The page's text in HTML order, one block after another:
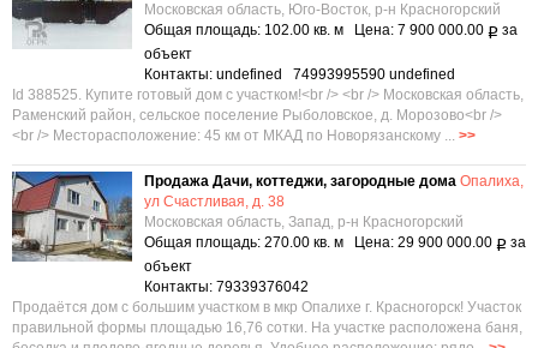
Московская область, Юго-Восток, р-н Красногорский
Общая площадь: 102.00 кв. м Цена: 7 900 000.00 Р за
объект
Контакты: undefined 74993995590 undefined
Id 388525. Купите готовый дом с участком!<br /> <br /> Московская область,
Раменский район, сельское поселение Рыболовское, д. Морозово<br />
<br /> Месторасположение: 45 км от МКАД по Новорязанскому ... >>
Продажа Дачи, коттеджи, загородные дома Опалиха,
ул Счастливая, д. 38
Московская область, Запад, р-н Красногорский
Общая площадь: 270.00 кв. м Цена: 29 900 000.00 Р за
объект
Контакты: 79339376042
Продаётся дом с большим участком в мкр Опалихе г. Красногорск! Участок
правильной формы площадью 16,76 сотки. На участке расположена баня,